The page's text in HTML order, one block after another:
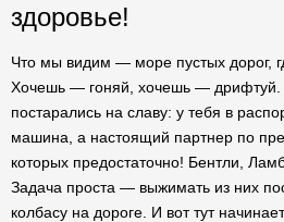
здоровье!
Что мы видим — море пустых дорог,
Хочешь — гоняй, хочешь — дрифтуй.
постарались на славу: у тебя в
машина, а настоящий партнер по
которых предостаточно! Бентли,
Задача проста — выжимать из них
колбасу на дороге. И вот тут